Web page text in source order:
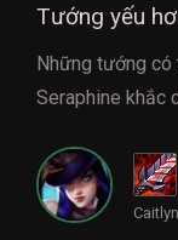
Tướng yếu
Những tướng có
Seraphine khắc
Caitlyn